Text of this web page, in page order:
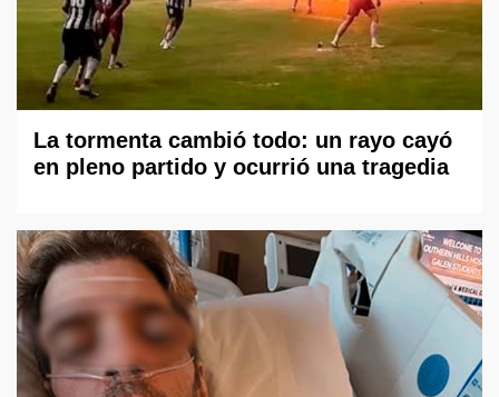
La tormenta cambió todo: un rayo cayó
en pleno partido y ocurrió una tragedia